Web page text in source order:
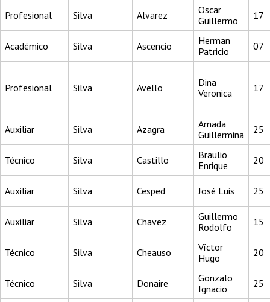
Profesional Silva Alvarez
Oscar
Guillermo
17
Académico Silva Ascencio
Herman
Patricio
07
Profesional Silva Avello
Dina
Veronica
17
Auxiliar Silva Azagra
Amada
Guillermina
25
Técnico Silva Castillo
Braulio
Enrique
20
Auxiliar Silva Cesped José Luis 25
Auxiliar Silva Chavez
Guillermo
Rodolfo
15
Técnico Silva Cheauso
Víctor
Hugo
20
Técnico Silva Donaire
Gonzalo
Ignacio
25